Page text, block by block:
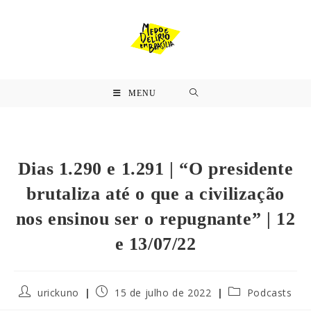
MENU
Dias 1.290 e 1.291 | “O presidente
brutaliza até o que a civilização
nos ensinou ser o repugnante” | 12
e 13/07/22
urickuno 15 de julho de 2022 Podcasts